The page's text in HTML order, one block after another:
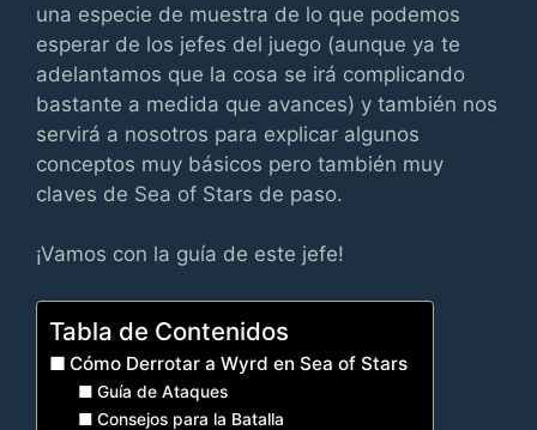
una especie de muestra de lo que podemos
esperar de los jefes del juego (aunque ya te
adelantamos que la cosa se irá complicando
bastante a medida que avances) y también nos
servirá a nosotros para explicar algunos
conceptos muy básicos pero también muy
claves de Sea of Stars de paso.
¡Vamos con la guía de este jefe!
Tabla de Contenidos
Cómo Derrotar a Wyrd en Sea of Stars
Guía de Ataques
Consejos para la Batalla